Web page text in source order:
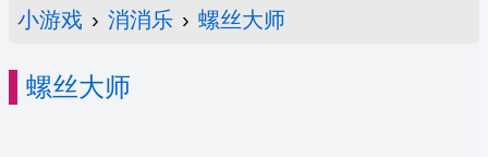
小游戏 › 消消乐 › 螺丝大师
螺丝大师